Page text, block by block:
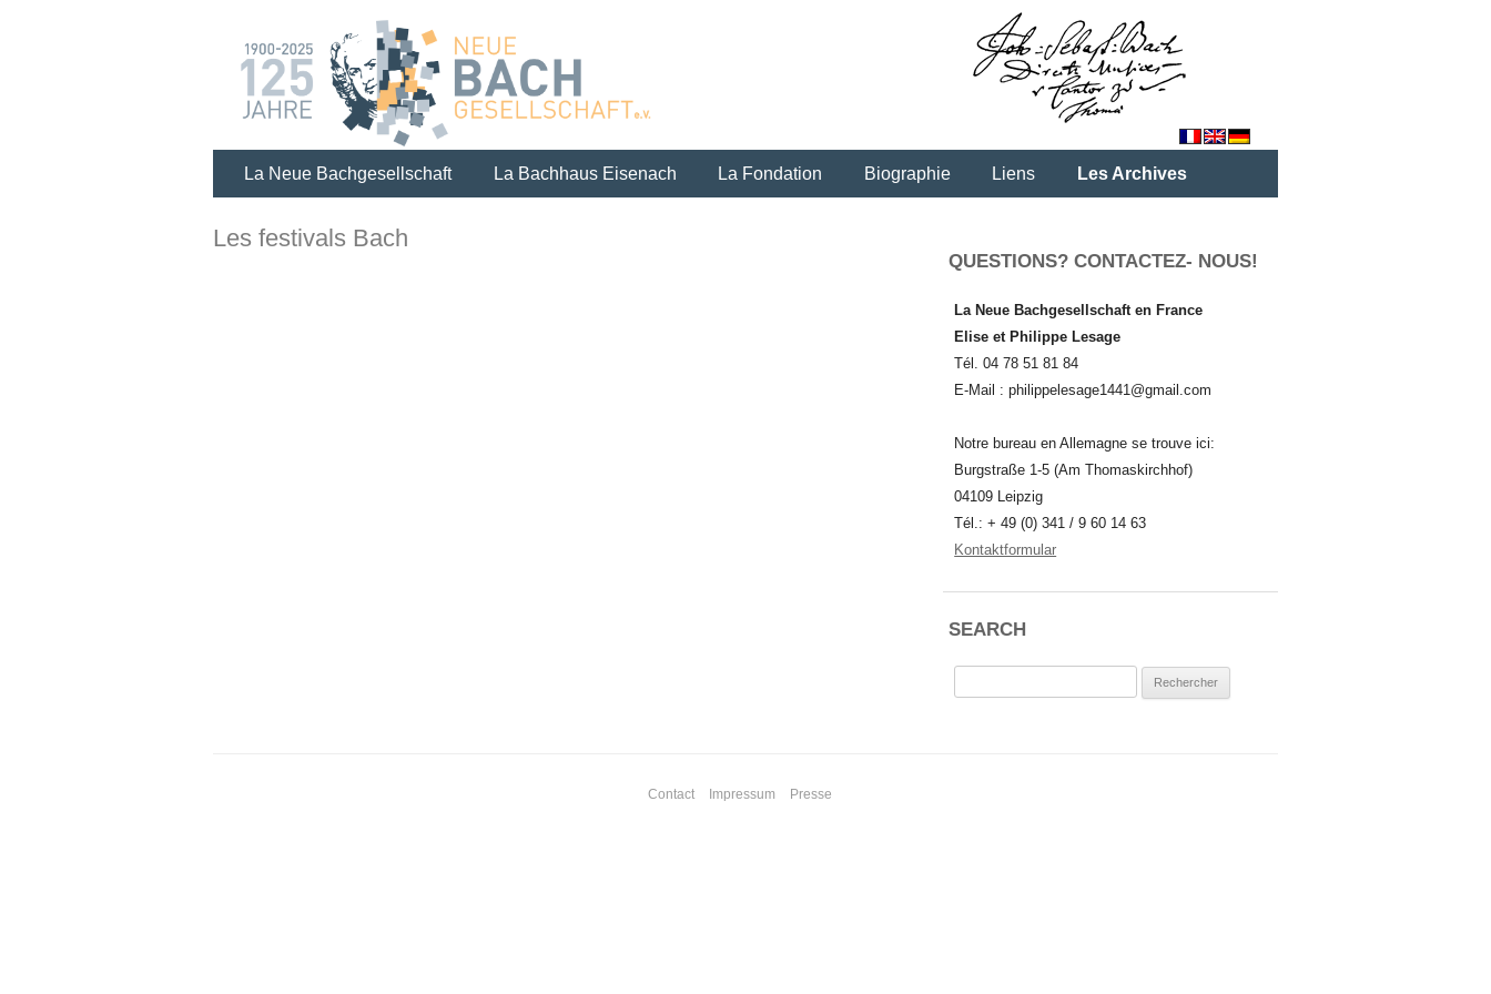
La Neue Bachgesellschaft La Bachhaus Eisenach La Fondation Biographie Liens Les Archives
Les festivals Bach
QUESTIONS? CONTACTEZ- NOUS!
La Neue Bachgesellschaft en France
Elise et Philippe Lesage
Tél. 04 78 51 81 84
E-Mail : philippelesage1441@gmail.com
Notre bureau en Allemagne se trouve ici:
Burgstraße 1-5 (Am Thomaskirchhof)
04109 Leipzig
Tél.: + 49 (0) 341 / 9 60 14 63
Kontaktformular
SEARCH
Contact Impressum Presse